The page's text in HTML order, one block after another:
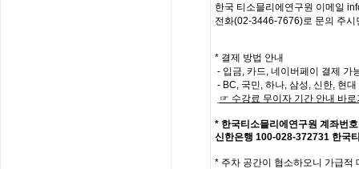
한국 티소믈리에 연구원 이메일
전화(02-3446-7676)로 문의 주시
* 결제 방법 안내
- 입금, 카드, 네이버페이 결제 가
- BC, 국민, 하나, 삼성, 신한, 현
☞ 수강료 무이자 기간 안내 바로
* 한국티소믈리에연구원 계좌번호
신한은행 100-028-372731 한국
* 주차 공간이 협소하오니 가급적